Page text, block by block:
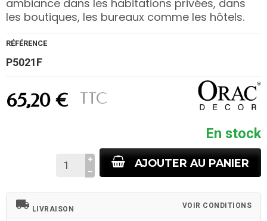
ambiance dans les habitations privées, dans
les boutiques, les bureaux comme les hôtels.
RÉFÉRENCE
P5021F
65,20 € TTC
En stock
AJOUTER AU PANIER
local_shipping LIVRAISON VOIR CONDITIONS